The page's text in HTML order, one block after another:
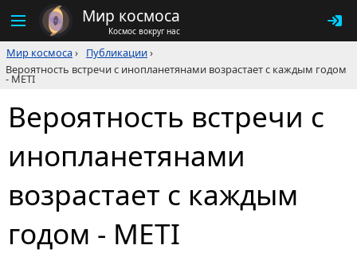
Мир космоса
Космос вокруг нас
Мир космоса› Публикации›
Вероятность встречи с инопланетянами возрастает с каждым годом
- METI
Вероятность встречи с
инопланетянами
возрастает с каждым
годом - METI